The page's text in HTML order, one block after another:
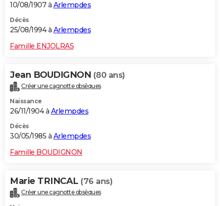
10/08/1907 à Arlempdes
Décès
25/08/1994 à Arlempdes
Famille ENJOLRAS
Jean BOUDIGNON (80 ans)
Créer une cagnotte obsèques
Naissance
26/11/1904 à Arlempdes
Décès
30/05/1985 à Arlempdes
Famille BOUDIGNON
Marie TRINCAL (76 ans)
Créer une cagnotte obsèques